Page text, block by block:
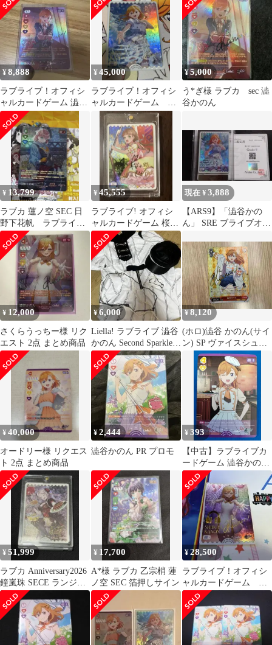
インスタントフォト風
カード Second Sparkle
ver」
ィギュア Second Sparkle
ver 「ラブライブ!スー
パースター!!」
¥8,888
ラブライブ！オフィシ
ャルカードゲーム 澁谷
かのん SEC
¥45,000
ラブライブ！オフィシ
ャルカードゲーム 澁
谷かのん SECE
¥5,000
う*ぎ様 ラブカ sec 澁
谷かのん
¥ 13,799
ラブカ 蓮ノ空 SEC 日
野下花帆 ラブライブ
カードゲーム
¥45,555
ラブライブ! オフィシ
ャルカードゲーム 桜小
路きな子 SECE
現在 ¥3,888
【ARS9】「澁谷かの
ん」 SRE ブライブオフ
¥ 12,000
さくらうっちー様 リク
エスト 2点 まとめ商品
¥6,000
Liella! ラブライブ 澁谷
かのん Second Sparkle
コスプレ
¥8,120
(ホロ)澁谷 かのん(サイ
ン) SP ヴァイスシュヴ
ァルツ
¥40,000
オードリー様 リクエス
ト 2点 まとめ商品
¥2,444
澁谷かのん PR プロモ
¥393
【中古】ラブライブカ
ードゲーム 澁谷かのん
PL!SP-PR-003-PR
¥51,999
ラブカ Anniversary2026
鐘嵐珠 SECE ランジュ
箔押しサイン
¥ 17,700
A*様 ラブカ 乙宗梢 蓮
ノ空 SEC 箔押しサイン
¥28,500
ラブライブ！オフィシ
ャルカードゲーム 澁
谷かのん SECE②